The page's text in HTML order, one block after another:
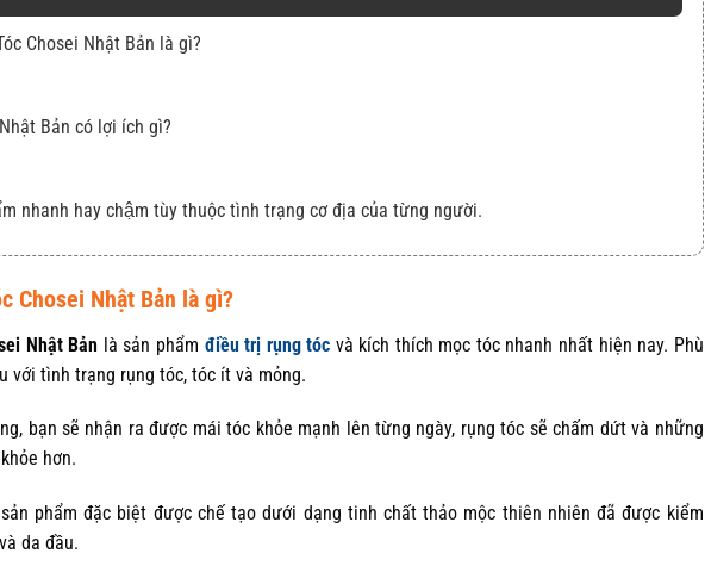
Chosei Nhật Bản là gì?
Bản có lợi ích gì?
nhanh hay chậm tùy thuộc tình trạng cơ địa của từng người.
Chosei Nhật Bản là gì?
Nhật Bản là sản phẩm điều trị rụng tóc và kích thích mọc tóc nhanh nhất hiện nay. Phù
với tình trạng rụng tóc, tóc ít và mỏng.
bạn sẽ nhận ra được mái tóc khỏe mạnh lên từng ngày, rụng tóc sẽ chấm dứt và những
hơn.
sản phẩm đặc biệt được chế tạo dưới dạng tinh chất thảo mộc thiên nhiên đã được kiểm
da đầu.